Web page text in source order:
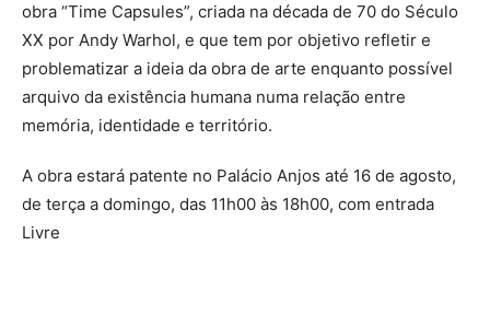
obra “Time Capsules”, criada na década de 70 do Século
XX por Andy Warhol, e que tem por objetivo refletir e
problematizar a ideia da obra de arte enquanto possível
arquivo da existência humana numa relação entre
memória, identidade e território.
A obra estará patente no Palácio Anjos até 16 de agosto,
de terça a domingo, das 11h00 às 18h00, com entrada
Livre